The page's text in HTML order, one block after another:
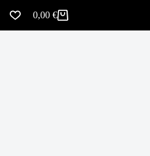
Warenkorb
0,00 €